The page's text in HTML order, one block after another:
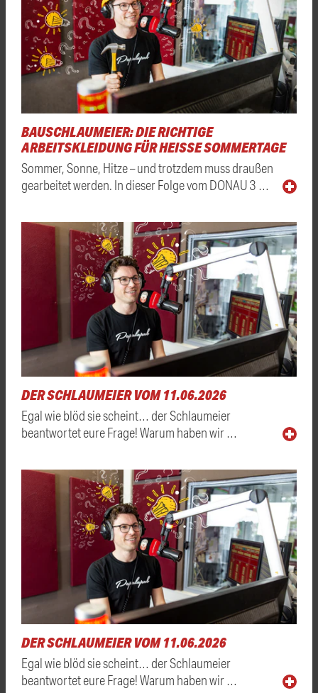
BAUSCHLAUMEIER: DIE RICHTIGE
ARBEITSKLEIDUNG FÜR HEISSE SOMMERTAGE
Sommer, Sonne, Hitze – und trotzdem muss draußen
gearbeitet werden. In dieser Folge vom DONAU 3 …
DER SCHLAUMEIER VOM 11.06.2026
Egal wie blöd sie scheint… der Schlaumeier
beantwortet eure Frage! Warum haben wir …
DER SCHLAUMEIER VOM 11.06.2026
Egal wie blöd sie scheint… der Schlaumeier
beantwortet eure Frage! Warum haben wir …